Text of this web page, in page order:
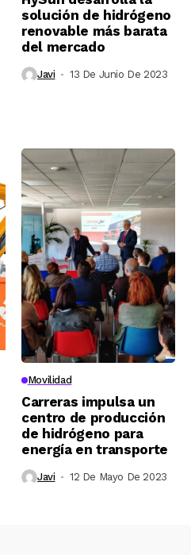
solución de hidrógeno
renovable más barata
del mercado
Javi 13 De Junio De 2023
Movilidad
Carreras impulsa un
centro de producción
de hidrógeno para
energía en transporte
Javi 12 De Mayo De 2023